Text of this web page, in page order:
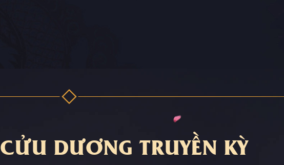
CỬU DƯƠNG TRUYỀN KỲ